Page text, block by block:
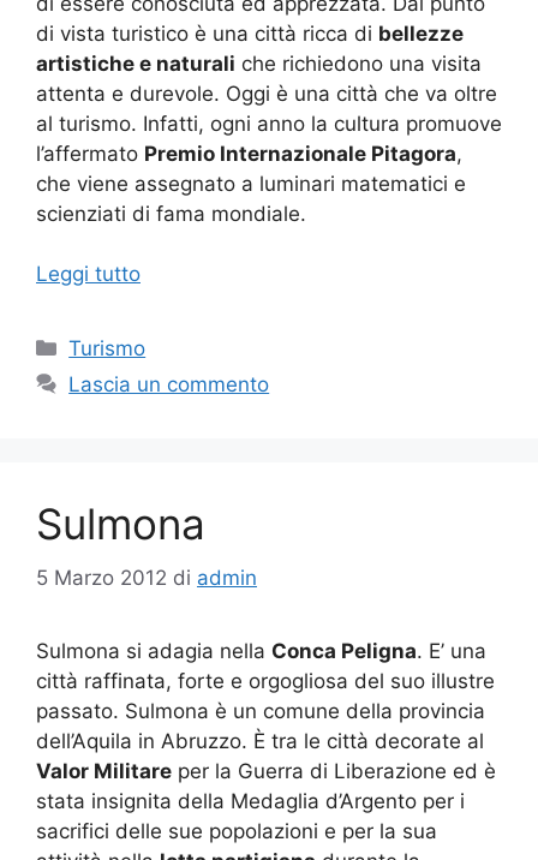
di vista turistico è una città ricca di bellezze
artistiche e naturali che richiedono una visita
attenta e durevole. Oggi è una città che va oltre
al turismo. Infatti, ogni anno la cultura promuove
l’affermato Premio Internazionale Pitagora,
che viene assegnato a luminari matematici e
scienziati di fama mondiale.
Leggi tutto
Categorie
Turismo
Lascia un commento
Sulmona
5 Marzo 2012 di admin
Sulmona si adagia nella Conca Peligna. E’ una
città raffinata, forte e orgogliosa del suo illustre
passato. Sulmona è un comune della provincia
dell’Aquila in Abruzzo. È tra le città decorate al
Valor Militare per la Guerra di Liberazione ed è
stata insignita della Medaglia d’Argento per i
sacrifici delle sue popolazioni e per la sua